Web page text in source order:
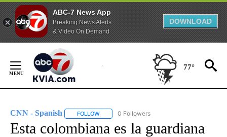
ABC-7 News App
Breaking News Alerts
& Video On Demand
DOWNLOAD
Content
77°
CNN - Spanish FOLLOW FOLLOW "CNN - SPANISH" TO RECEIVE
0 Followers
Esta colombiana es la guardiana